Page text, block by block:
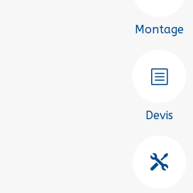
Montage
b
Devis
